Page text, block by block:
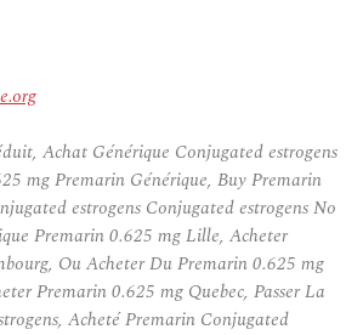
Achat Générique Conjugated estrogens
mg Premarin Générique, Buy Premarin
estrogens Conjugated estrogens No
Premarin 0.625 mg Lille, Acheter
Ou Acheter Du Premarin 0.625 mg
Premarin 0.625 mg Quebec, Passer La
Acheté Premarin Conjugated